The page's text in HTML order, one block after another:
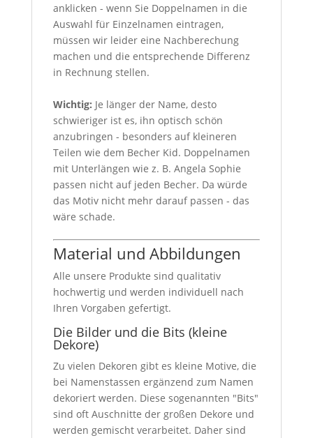
anklicken - wenn Sie Doppelnamen in die
Auswahl für Einzelnamen eintragen,
müssen wir leider eine Nachberechung
machen und die entsprechende Differenz
in Rechnung stellen.
Wichtig: Je länger der Name, desto
schwieriger ist es, ihn optisch schön
anzubringen - besonders auf kleineren
Teilen wie dem Becher Kid. Doppelnamen
mit Unterlängen wie z. B. Angela Sophie
passen nicht auf jeden Becher. Da würde
das Motiv nicht mehr darauf passen - das
wäre schade.
Material und Abbildungen
Alle unsere Produkte sind qualitativ
hochwertig und werden individuell nach
Ihren Vorgaben gefertigt.
Die Bilder und die Bits (kleine
Dekore)
Zu vielen Dekoren gibt es kleine Motive, die
bei Namenstassen ergänzend zum Namen
dekoriert werden. Diese sogenannten "Bits"
sind oft Auschnitte der großen Dekore und
werden gemischt verarbeitet. Daher sind